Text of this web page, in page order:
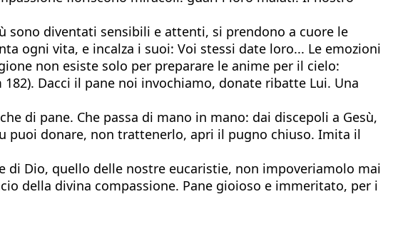
sono diventati sensibili e attenti, si prendono a cuore le
ogni vita, e incalza i suoi: Voi stessi date loro... Le emozioni
non esiste solo per preparare le anime per il cielo:
Dacci il pane noi invochiamo, donate ribatte Lui. Una
di pane. Che passa di mano in mano: dai discepoli a Gesù,
puoi donare, non trattenerlo, apri il pugno chiuso. Imita il
di Dio, quello delle nostre eucaristie, non impoveriamolo mai
della divina compassione. Pane gioioso e immeritato, per i